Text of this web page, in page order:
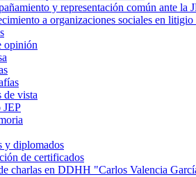
y representación común ante la
a organizaciones sociales en litigio
opinión
de vista
JEP
y diplomados
de certificados
charlas en DDHH "Carlos Valencia